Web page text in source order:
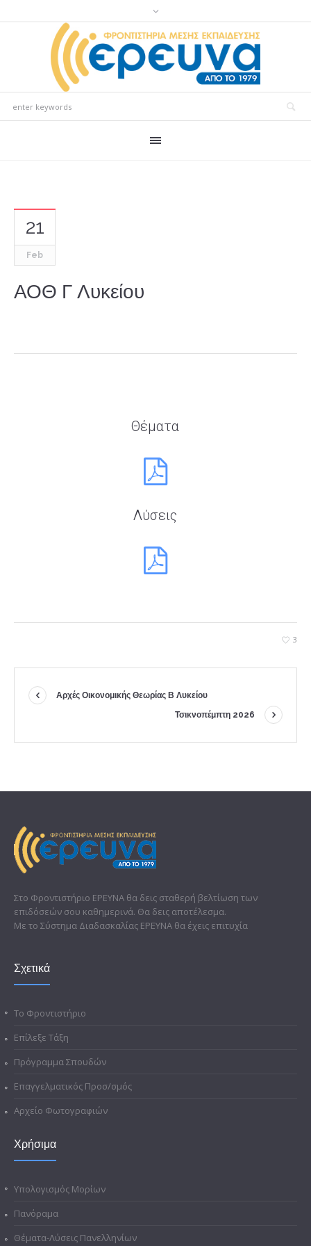
21
Feb
ΑΟΘ Γ Λυκείου
Θέματα
Λύσεις
3
Αρχές Οικονομικής Θεωρίας Β Λυκείου
Τσικνοπέμπτη 2026
Στο Φροντιστήριο ΕΡΕΥΝΑ θα δεις σταθερή βελτίωση των
επιδόσεών σου καθημερινά. Θα δεις αποτέλεσμα.
Με το Σύστημα Διαδασκαλίας ΕΡΕΥΝΑ θα έχεις επιτυχία
Σχετικά
Το Φροντιστήριο
Επίλεξε Τάξη
Πρόγραμμα Σπουδών
Επαγγελματικός Προσ/σμός
Αρχείο Φωτογραφιών
Χρήσιμα
Υπολογισμός Μορίων
Πανόραμα
Θέματα-Λύσεις Πανελληνίων